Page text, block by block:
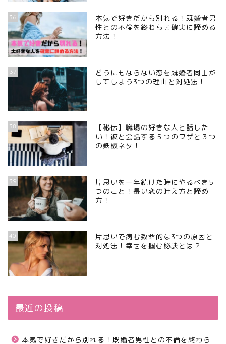
36
本気で好きだから別れる！既婚者男
性との不倫を終わらせ確実に諦める
方法！
37
どうにもならない恋を既婚者同士が
してしまう3つの理由と対処法！
38
【秘伝】職場の好きな人と話した
い！彼と会話する５つのワザと３つ
の鉄板ネタ！
39
片思いを一年続けた時にやるべき5
つのこと！長い恋の叶え方と諦め
方！
40
片思いで病む致命的な3つの原因と
対処法！幸せを掴む秘訣とは？
最近の投稿
本気で好きだから別れる！既婚者男性との不倫を終わら